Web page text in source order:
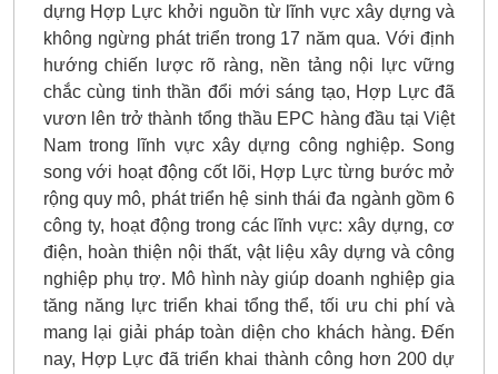
dựng Hợp Lực khởi nguồn từ lĩnh vực xây dựng và
không ngừng phát triển trong 17 năm qua. Với định
hướng chiến lược rõ ràng, nền tảng nội lực vững
chắc cùng tinh thần đổi mới sáng tạo, Hợp Lực đã
vươn lên trở thành tổng thầu EPC hàng đầu tại Việt
Nam trong lĩnh vực xây dựng công nghiệp. Song
song với hoạt động cốt lõi, Hợp Lực từng bước mở
rộng quy mô, phát triển hệ sinh thái đa ngành gồm 6
công ty, hoạt động trong các lĩnh vực: xây dựng, cơ
điện, hoàn thiện nội thất, vật liệu xây dựng và công
nghiệp phụ trợ. Mô hình này giúp doanh nghiệp gia
tăng năng lực triển khai tổng thể, tối ưu chi phí và
mang lại giải pháp toàn diện cho khách hàng. Đến
nay, Hợp Lực đã triển khai thành công hơn 200 dự